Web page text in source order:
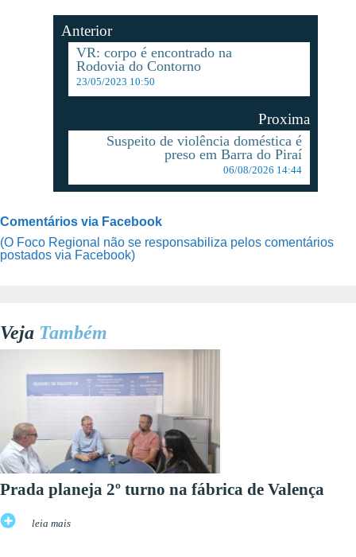
Anterior
VR: corpo é encontrado na
Rodovia do Contorno
23/05/2023 10:50
Proxima
Suspeito de violência doméstica é
preso em Barra do Piraí
06/08/2026 14:44
Comentários via Facebook
(O Foco Regional não se responsabiliza pelos comentários
postados via Facebook)
Veja Também
Prada planeja 2º turno na fábrica de Valença
leia mais